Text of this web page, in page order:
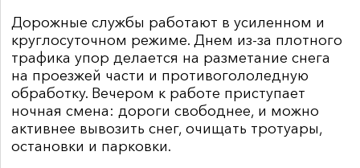
Дорожные службы работают в усиленном и
круглосуточном режиме. Днем из-за плотного
трафика упор делается на разметание снега
на проезжей части и противогололедную
обработку. Вечером к работе приступает
ночная смена: дороги свободнее, и можно
активнее вывозить снег, очищать тротуары,
остановки и парковки.